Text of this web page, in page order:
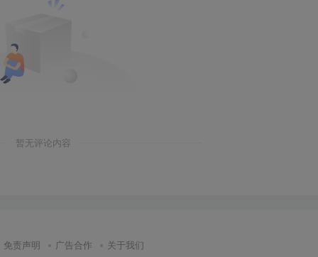
暂无评论内容
免责声明 广告合作 关于我们